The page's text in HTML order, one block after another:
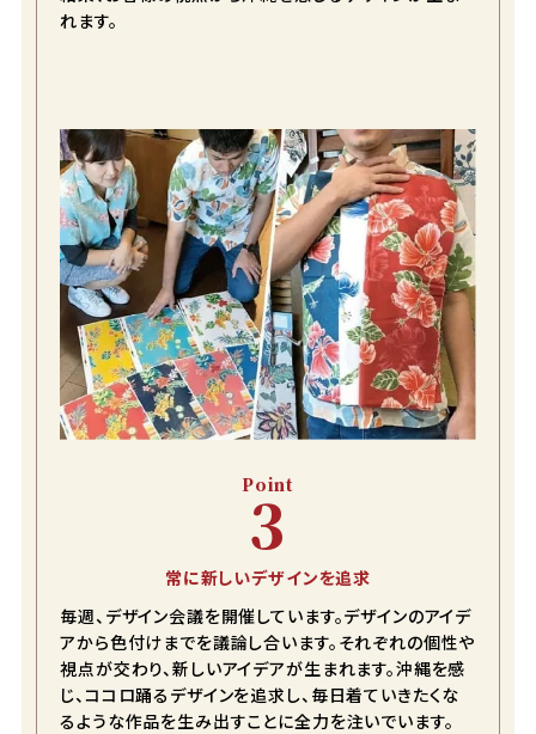
れます。
Point
3
常に新しいデザインを追求
毎週、デザイン会議を開催しています。デザインのアイデ
アから色付けまでを議論し合います。それぞれの個性や
視点が交わり、新しいアイデアが生まれます。沖縄を感
じ、ココロ踊るデザインを追求し、毎日着ていきたくな
るような作品を生み出すことに全力を注いでいます。